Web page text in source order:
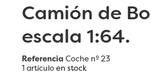
Camión de
escala 1:64.
Referencia Coche nº 23
1 artículoen stock